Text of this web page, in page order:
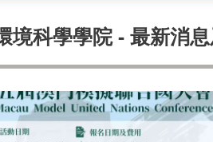
境科學學院 - 最新消